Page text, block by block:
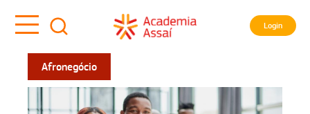
Login
Afronegócio